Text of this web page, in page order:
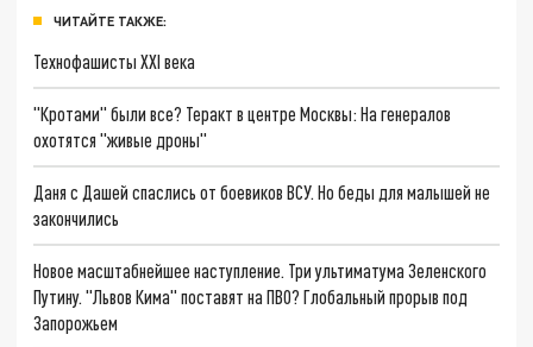
ЧИТАЙТЕ ТАКЖЕ:
Технофашисты XXI века
"Кротами" были все? Теракт в центре Москвы: На генералов
охотятся "живые дроны"
Даня с Дашей спаслись от боевиков ВСУ. Но беды для малышей не
закончились
Новое масштабнейшее наступление. Три ультиматума Зеленского
Путину. "Львов Кима" поставят на ПВО? Глобальный прорыв под
Запорожьем